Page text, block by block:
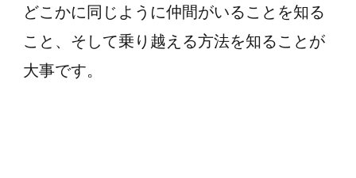
どこかに同じように仲間がいることを知る
こと、そして乗り越える方法を知ることが
大事です。